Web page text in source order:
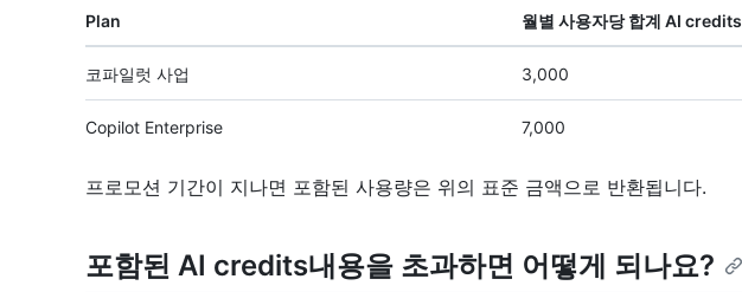
Plan 월별 사용자당 합계 AI credits
코파일럿 사업 3,000
Copilot Enterprise 7,000
프로모션 기간이 지나면 포함된 사용량은 위의 표준 금액으로 반환됩니다.
포함된 AI credits내용을 초과하면 어떻게 되나요?